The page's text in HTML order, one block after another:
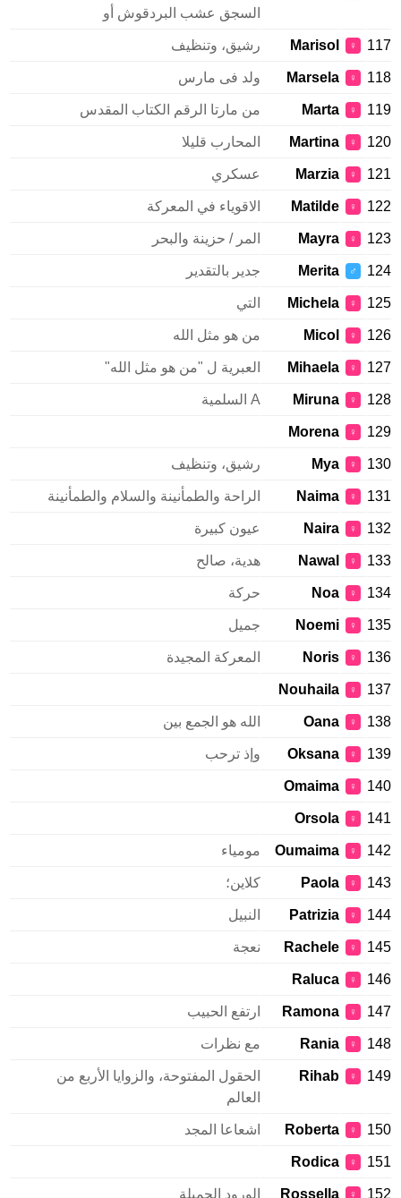
السجق عشب البردقوش أو
117
♀
Marisol رشيق، وتنظيف
118
♀
Marsela ولد فى مارس
119
♀
Marta من مارتا الرقم الكتاب المقدس
120
♀
Martina المحارب قليلا
121
♀
Marzia عسكري
122
♀
Matilde الاقوياء في المعركة
123
♀
Mayra المر / حزينة والبحر
124
♂
Merita جدير بالتقدير
125
♀
Michela التي
126
♀
Micol من هو مثل الله
127
♀
Mihaela العبرية ل "من هو مثل الله"
128
♀
Miruna A السلمية
129
♀
Morena
130
♀
Mya رشيق، وتنظيف
131
♀
Naima الراحة والطمأنينة والسلام والطمأنينة
132
♀
Naira عيون كبيرة
133
♀
Nawal هدية، صالح
134
♀
Noa حركة
135
♀
Noemi جميل
136
♀
Noris المعركة المجيدة
137
♀
Nouhaila
138
♀
Oana الله هو الجمع بين
139
♀
Oksana وإذ ترحب
140
♀
Omaima
141
♀
Orsola
142
♀
Oumaima مومياء
143
♀
Paola كلاين؛
144
♀
Patrizia النبيل
145
♀
Rachele نعجة
146
♀
Raluca
147
♀
Ramona ارتفع الحبيب
148
♀
Rania مع نظرات
149
♀
Rihab
الحقول المفتوحة، والزوايا الأربع من
العالم
150
♀
Roberta اشعاعا المجد
151
♀
Rodica
152
♀
Rossella الورود الجميلة